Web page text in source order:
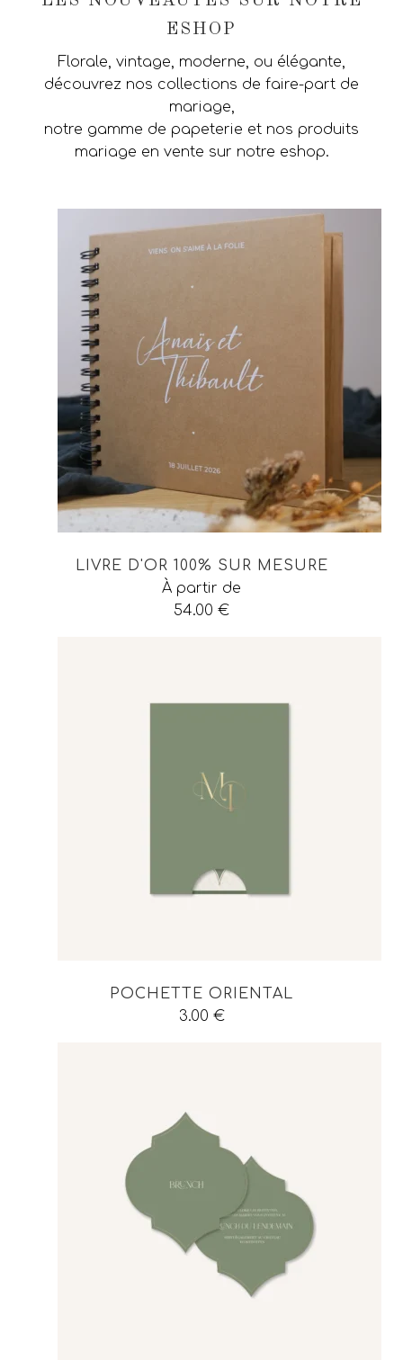
ESHOP
Florale, vintage, moderne, ou élégante,
découvrez nos collections de faire-part de
mariage,
notre gamme de papeterie et nos produits
mariage en vente sur notre eshop.
LIVRE D'OR 100% SUR MESURE
À partir de
54.00 €
POCHETTE ORIENTAL
3.00 €